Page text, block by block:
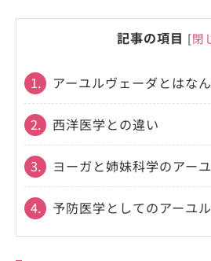
記事の項目 [閉
1. アーユルヴェーダとはな
2. 西洋医学との違い
3. ヨーガと姉妹科学のアー
4. 予防医学としてのアーユ